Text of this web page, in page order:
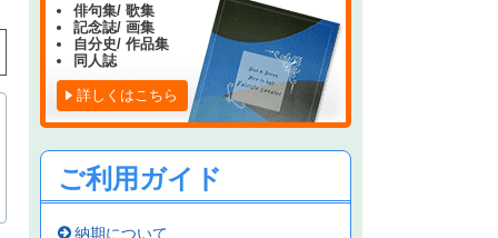
俳句集/ 歌集
記念誌/ 画集
自分史/ 作品集
同人誌
詳しくはこちら
ご利用ガイド
納期について